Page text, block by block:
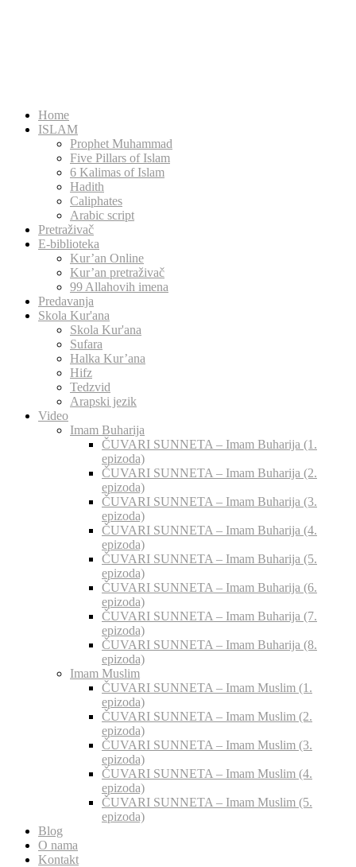
Home
ISLAM
Prophet Muhammad
Five Pillars of Islam
6 Kalimas of Islam
Hadith
Caliphates
Arabic script
Pretraživač
E-biblioteka
Kur’an Online
Kur’an pretraživač
99 Allahovih imena
Predavanja
Skola Kur'ana
Skola Kur'ana
Sufara
Halka Kur’ana
Hifz
Tedzvid
Arapski jezik
Video
Imam Buharija
ČUVARI SUNNETA – Imam Buharija (1.
epizoda)
ČUVARI SUNNETA – Imam Buharija (2.
epizoda)
ČUVARI SUNNETA – Imam Buharija (3.
epizoda)
ČUVARI SUNNETA – Imam Buharija (4.
epizoda)
ČUVARI SUNNETA – Imam Buharija (5.
epizoda)
ČUVARI SUNNETA – Imam Buharija (6.
epizoda)
ČUVARI SUNNETA – Imam Buharija (7.
epizoda)
ČUVARI SUNNETA – Imam Buharija (8.
epizoda)
Imam Muslim
ČUVARI SUNNETA – Imam Muslim (1.
epizoda)
ČUVARI SUNNETA – Imam Muslim (2.
epizoda)
ČUVARI SUNNETA – Imam Muslim (3.
epizoda)
ČUVARI SUNNETA – Imam Muslim (4.
epizoda)
ČUVARI SUNNETA – Imam Muslim (5.
epizoda)
Blog
O nama
Kontakt